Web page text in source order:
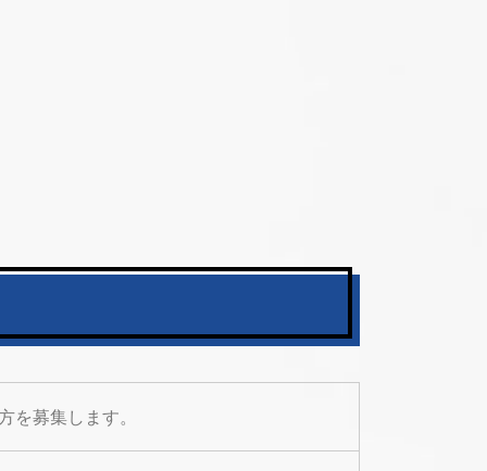
募集します。